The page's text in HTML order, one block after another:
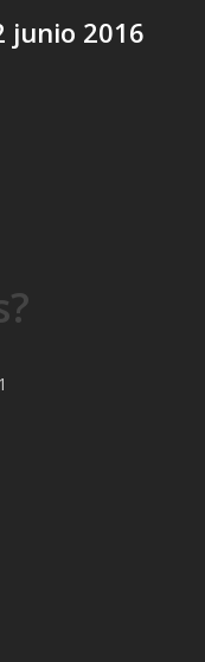
junio 2016